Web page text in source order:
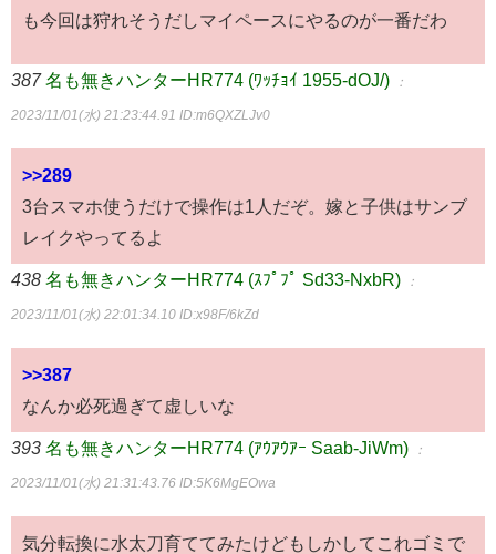
も今回は狩れそうだしマイペースにやるのが一番だわ
387 名も無きハンターHR774 (ﾜｯﾁｮｲ 1955-dOJ/) ：
2023/11/01(水) 21:23:44.91 ID:m6QXZLJv0
>>289
3台スマホ使うだけで操作は1人だぞ。嫁と子供はサンブ
レイクやってるよ
438 名も無きハンターHR774 (ｽﾌﾟﾌﾟ Sd33-NxbR) ：
2023/11/01(水) 22:01:34.10 ID:x98F/6kZd
>>387
なんか必死過ぎて虚しいな
393 名も無きハンターHR774 (ｱｳｱｳｱｰ Saab-JiWm) ：
2023/11/01(水) 21:31:43.76 ID:5K6MgEOwa
気分転換に水太刀育ててみたけどもしかしてこれゴミで